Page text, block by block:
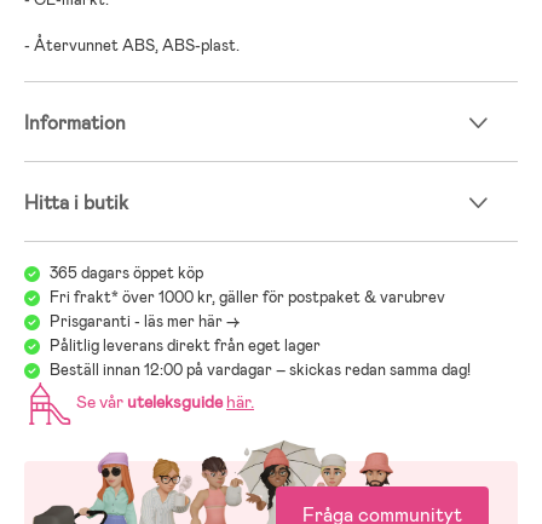
- Återvunnet ABS, ABS-plast.
Information
Hitta i butik
365 dagars öppet köp
Fri frakt* över 1000 kr, gäller för postpaket & varubrev
Prisgaranti - läs mer här ->
Pålitlig leverans direkt från eget lager
Beställ innan 12:00 på vardagar – skickas redan samma dag!
Se vår uteleksguide här.
Fråga communityt